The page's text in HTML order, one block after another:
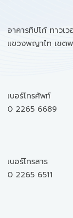
อาคารทิปโก้ ทาวเ
แขวงพญาไท เขต
เบอร์โทรศัพท์
0 2265 6689
เบอร์โทรสาร
0 2265 6511